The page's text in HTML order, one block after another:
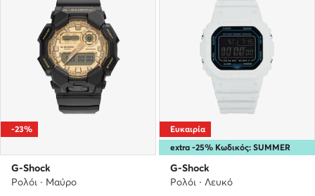
-23%
G-Shock
Ρολόι · Μαύρο
extra -25% Κωδικός: SUMMER
Ευκαιρία
G-Shock
Ρολόι · Λευκό